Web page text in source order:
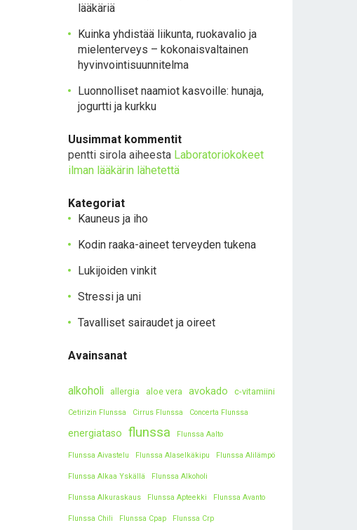
lääkäriä
Kuinka yhdistää liikunta, ruokavalio ja
mielenterveys – kokonaisvaltainen
hyvinvointisuunnitelma
Luonnolliset naamiot kasvoille: hunaja,
jogurtti ja kurkku
Uusimmat kommentit
pentti sirola aiheesta Laboratoriokokeet
ilman lääkärin lähetettä
Kategoriat
Kauneus ja iho
Kodin raaka-aineet terveyden tukena
Lukijoiden vinkit
Stressi ja uni
Tavalliset sairaudet ja oireet
Avainsanat
alkoholi allergia aloe vera avokado c-vitamiini
Cetirizin Flunssa Cirrus Flunssa Concerta Flunssa
energiataso flunssa Flunssa Aalto
Flunssa Aivastelu Flunssa Alaselkäkipu Flunssa Alilämpö
Flunssa Alkaa Yskällä Flunssa Alkoholi
Flunssa Alkuraskaus Flunssa Apteekki Flunssa Avanto
Flunssa Chili Flunssa Cpap Flunssa Crp